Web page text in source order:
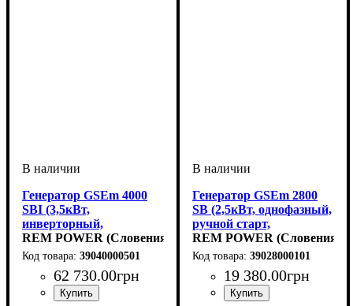
Генератор GSEm 4000
SBI (3,5кВт,
инверторный,
однофазный, ручной
старт, бензиновый)
REM POWER (Словения)
39040000501
62 730.00грн
Генератор GSEm 2800
SB (2,5кВт, однофазный,
ручной старт,
бензиновый)
REM POWER (Словения)
39028000101
19 380.00грн